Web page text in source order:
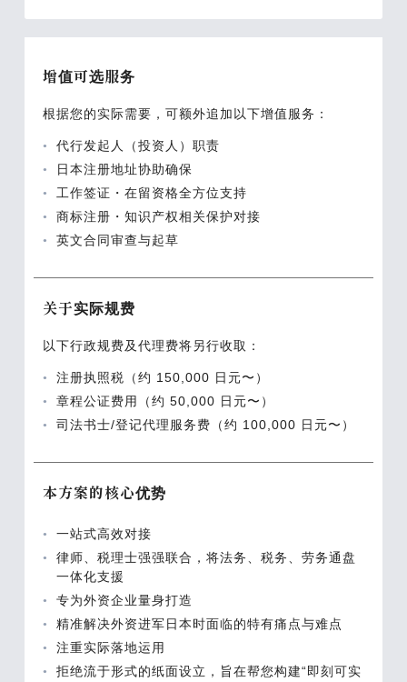
增值可选服务
根据您的实际需要，可额外追加以下增值服务：
代行发起人（投资人）职责
日本注册地址协助确保
工作签证・在留资格全方位支持
商标注册・知识产权相关保护对接
英文合同审查与起草
关于实际规费
以下行政规费及代理费将另行收取：
注册执照税（约 150,000 日元〜）
章程公证费用（约 50,000 日元〜）
司法书士/登记代理服务费（约 100,000 日元〜）
本方案的核心优势
一站式高效对接
律师、税理士强强联合，将法务、税务、劳务通盘
一体化支援
专为外资企业量身打造
精准解决外资进军日本时面临的特有痛点与难点
注重实际落地运用
拒绝流于形式的纸面设立，旨在帮您构建“即刻可实